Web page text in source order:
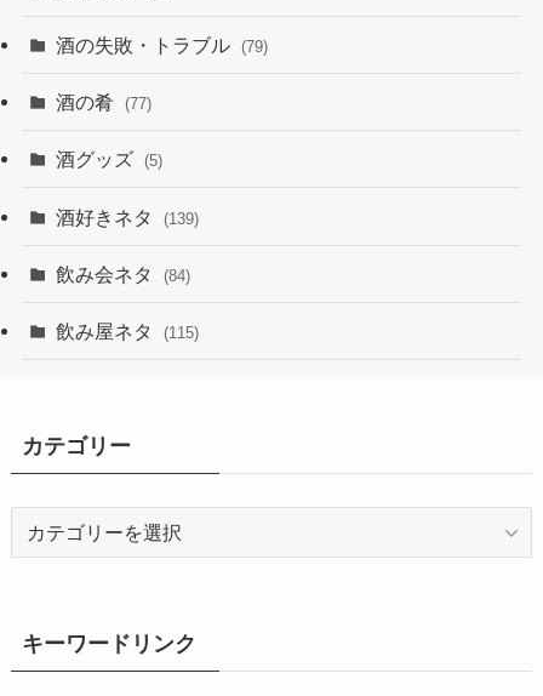
酒の失敗・トラブル (79)
酒の肴 (77)
酒グッズ (5)
酒好きネタ (139)
飲み会ネタ (84)
飲み屋ネタ (115)
カテゴリー
ーキーワードリンク